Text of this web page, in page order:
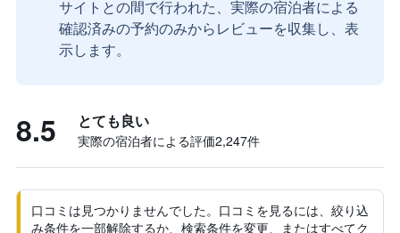
サイトとの間で行われた、実際の宿泊者による
確認済みの予約のみからレビューを収集し、表
示します。
8.5 とても良い
実際の宿泊者による評価2,247​件
口コミは見つかりませんでした。口コミを見るには、絞り込
み条件を一部解除するか、検索条件を変更、またはすべてク